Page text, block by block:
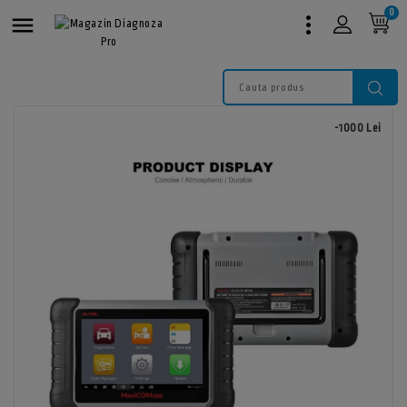
 0
-1000 Lei